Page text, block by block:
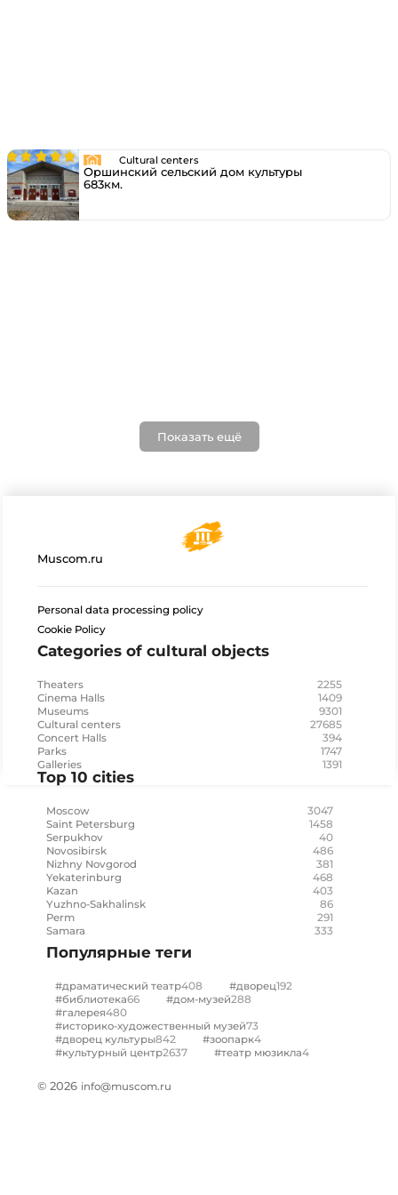
Cultural centers
Оршинский сельский дом культуры
683км.
Показать ещё
Muscom.ru
Personal data processing policy
Cookie Policy
Categories of cultural objects
Theaters 2255
Cinema Halls 1409
Museums 9301
Cultural centers 27685
Concert Halls 394
Parks 1747
Galleries 1391
Top 10 cities
Moscow 3047
Saint Petersburg 1458
Serpukhov 40
Novosibirsk 486
Nizhny Novgorod 381
Yekaterinburg 468
Kazan 403
Yuzhno-Sakhalinsk 86
Perm 291
Samara 333
Популярные теги
#драматический театр408 #дворец192
#библиотека66 #дом-музей288
#галерея480
#историко-художественный музей73
#дворец культуры842 #зоопарк4
#культурный центр2637 #театр мюзикла4
© 2026 info@muscom.ru